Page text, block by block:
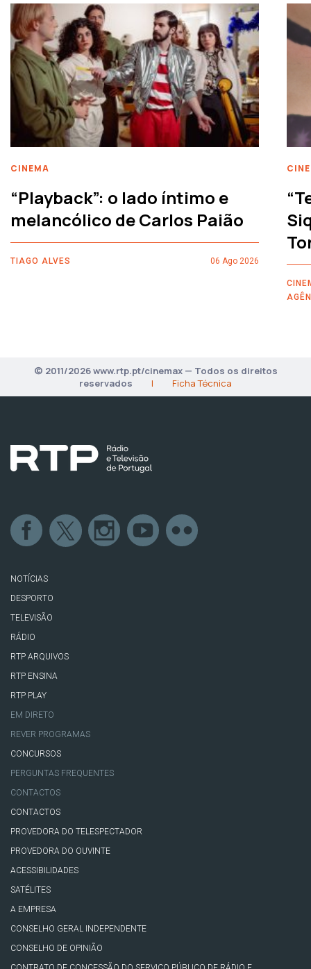
CINEMA
“Playback”: o lado íntimo e
melancólico de Carlos Paião
TIAGO ALVES 06 Ago 2026
© 2011/2026 www.rtp.pt/cinemax — Todos os direitos
reservados
| Ficha Técnica
NOTÍCIAS
DESPORTO
TELEVISÃO
RÁDIO
RTP ARQUIVOS
RTP ENSINA
RTP PLAY
EM DIRETO
REVER PROGRAMAS
CONCURSOS
PERGUNTAS FREQUENTES
CONTACTOS
CONTACTOS
PROVEDORA DO TELESPECTADOR
PROVEDORA DO OUVINTE
ACESSIBILIDADES
SATÉLITES
A EMPRESA
CONSELHO GERAL INDEPENDENTE
CONSELHO DE OPINIÃO